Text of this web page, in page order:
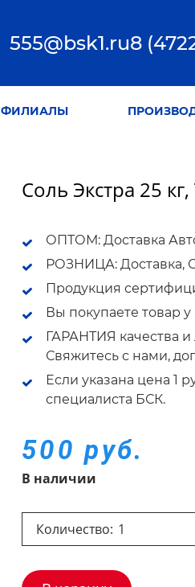
555@bsk1.ru8
ФИЛИАЛЫ
Соль Экстра 25
ОПТОМ: Доставка
РОЗНИЦА: Доставка,
Продукция
Вы покупаете товар
ГАРАНТИЯ качества
Свяжитесь с нами,
Если указана цена 1
специалиста БСК.
500 руб.
В наличии
Количество: